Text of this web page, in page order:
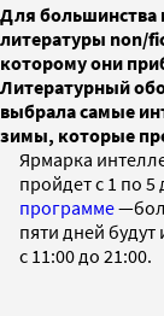
Для большинства
литературы non/
которому они
Литературный
выбрала самые
зимы, которые
Ярмарка
пройдет с 1 по
программе
пяти дней
с 11:00 до 21:00.